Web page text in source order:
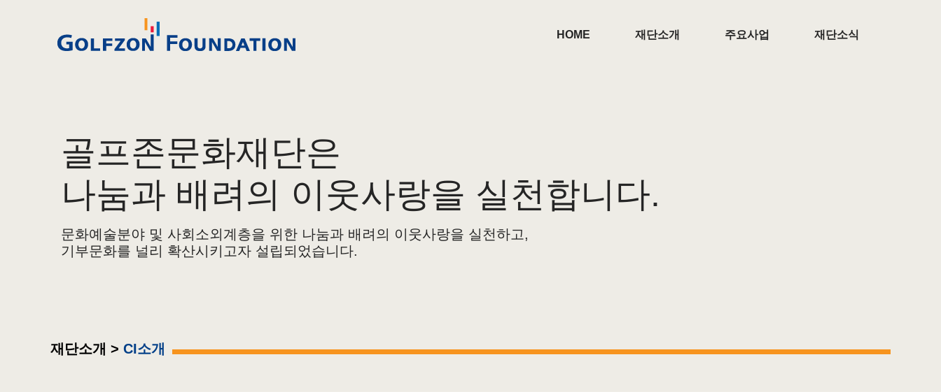
HOME 재단소개 주요사업 재단소식
골프존문화재단은
나눔과 배려의 이웃사랑을 실천합니다.
문화예술분야 및 사회소외계층을 위한 나눔과 배려의 이웃사랑을 실천하고,
기부문화를 널리 확산시키고자 설립되었습니다.
재단소개 > CI소개